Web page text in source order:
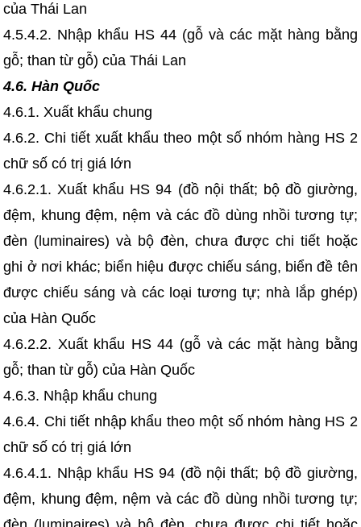
của Thái Lan
4.5.4.2. Nhập khẩu HS 44 (gỗ và các mặt hàng bằng
gỗ; than từ gỗ) của Thái Lan
4.6. Hàn Quốc
4.6.1. Xuất khẩu chung
4.6.2. Chi tiết xuất khẩu theo một số nhóm hàng HS 2
chữ số có trị giá lớn
4.6.2.1. Xuất khẩu HS 94 (đồ nội thất; bộ đồ giường,
đệm, khung đệm, nệm và các đồ dùng nhồi tương tự;
đèn (luminaires) và bộ đèn, chưa được chi tiết hoặc
ghi ở nơi khác; biển hiệu được chiếu sáng, biển đề tên
được chiếu sáng và các loại tương tự; nhà lắp ghép)
của Hàn Quốc
4.6.2.2. Xuất khẩu HS 44 (gỗ và các mặt hàng bằng
gỗ; than từ gỗ) của Hàn Quốc
4.6.3. Nhập khẩu chung
4.6.4. Chi tiết nhập khẩu theo một số nhóm hàng HS 2
chữ số có trị giá lớn
4.6.4.1. Nhập khẩu HS 94 (đồ nội thất; bộ đồ giường,
đệm, khung đệm, nệm và các đồ dùng nhồi tương tự;